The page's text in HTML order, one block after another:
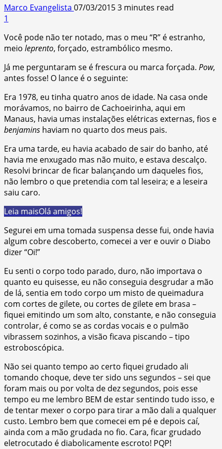
Marco Evangelista 07/03/20153 minutes read
1
Você pode não ter notado, mas o meu “R” é estranho,
meio leprento, forçado, estrambólico mesmo.
Já me perguntaram se é frescura ou marca forçada. Pow,
antes fosse! O lance é o seguinte:
Era 1978, eu tinha quatro anos de idade. Na casa onde
morávamos, no bairro de Cachoeirinha, aqui em
Manaus, havia umas instalações elétricas externas, fios e
benjamins haviam no quarto dos meus pais.
Era uma tarde, eu havia acabado de sair do banho, até
havia me enxugado mas não muito, e estava descalço.
Resolvi brincar de ficar balançando um daqueles fios,
não lembro o que pretendia com tal leseira; e a leseira
saiu caro.
Leia maisOlá amigos!
Segurei em uma tomada suspensa desse fui, onde havia
algum cobre descoberto, comecei a ver e ouvir o Diabo
dizer “Oi!”
Eu senti o corpo todo parado, duro, não importava o
quanto eu quisesse, eu não conseguia desgrudar a mão
de lá, sentia em todo corpo um misto de queimadura
com cortes de gilete, ou cortes de gilete em brasa –
fiquei emitindo um som alto, constante, e não conseguia
controlar, é como se as cordas vocais e o pulmão
vibrassem sozinhos, a visão ficava piscando – tipo
estroboscópica.
Não sei quanto tempo ao certo fiquei grudado ali
tomando choque, deve ter sido uns segundos – sei que
foram mais ou por volta de dez segundos, pois esse
tempo eu me lembro BEM de estar sentindo tudo isso, e
de tentar mexer o corpo para tirar a mão dali a qualquer
custo. Lembro bem que comecei em pé e depois caí,
ainda com a mão grudada no fio. Cara, ficar grudado
eletrocutado é diabolicamente escroto! PQP!